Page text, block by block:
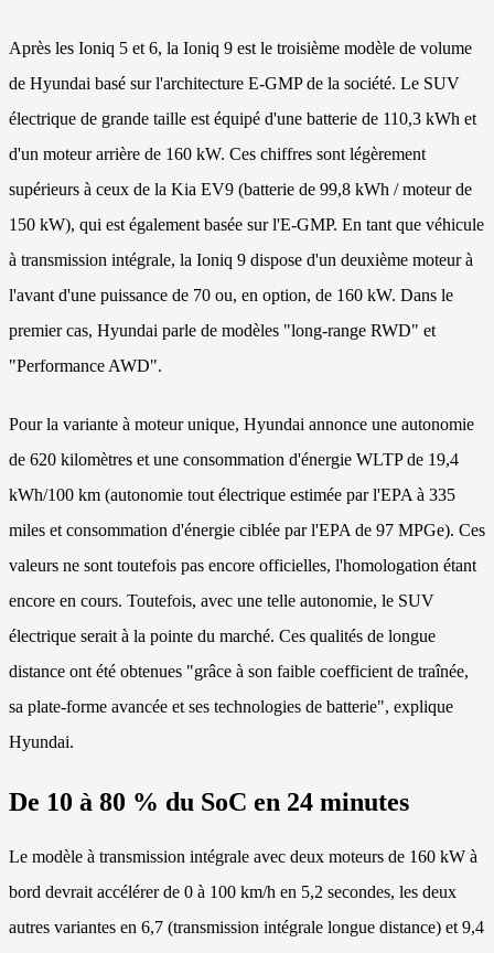
Après les Ioniq 5 et 6, la Ioniq 9 est le troisième modèle de volume
de Hyundai basé sur l'architecture E-GMP de la société. Le SUV
électrique de grande taille est équipé d'une batterie de 110,3 kWh et
d'un moteur arrière de 160 kW. Ces chiffres sont légèrement
supérieurs à ceux de la Kia EV9 (batterie de 99,8 kWh / moteur de
150 kW), qui est également basée sur l'E-GMP. En tant que véhicule
à transmission intégrale, la Ioniq 9 dispose d'un deuxième moteur à
l'avant d'une puissance de 70 ou, en option, de 160 kW. Dans le
premier cas, Hyundai parle de modèles "long-range RWD" et
"Performance AWD".
Pour la variante à moteur unique, Hyundai annonce une autonomie
de 620 kilomètres et une consommation d'énergie WLTP de 19,4
kWh/100 km (autonomie tout électrique estimée par l'EPA à 335
miles et consommation d'énergie ciblée par l'EPA de 97 MPGe). Ces
valeurs ne sont toutefois pas encore officielles, l'homologation étant
encore en cours. Toutefois, avec une telle autonomie, le SUV
électrique serait à la pointe du marché. Ces qualités de longue
distance ont été obtenues "grâce à son faible coefficient de traînée,
sa plate-forme avancée et ses technologies de batterie", explique
Hyundai.
De 10 à 80 % du SoC en 24 minutes
Le modèle à transmission intégrale avec deux moteurs de 160 kW à
bord devrait accélérer de 0 à 100 km/h en 5,2 secondes, les deux
autres variantes en 6,7 (transmission intégrale longue distance) et 9,4